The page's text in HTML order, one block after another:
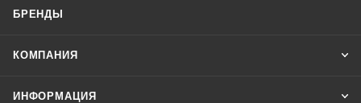
БРЕНДЫ
КОМПАНИЯ
ИНФОРМАЦИЯ